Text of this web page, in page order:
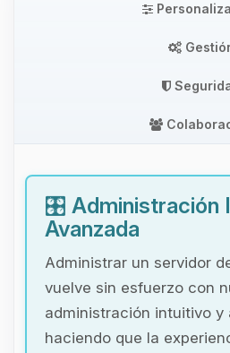
🎛️ Administración
Avanzada
Administrar un servidor
vuelve sin esfuerzo con
administración intuitivo y
haciendo que la